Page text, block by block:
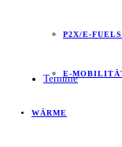
Termine
P2X/E-FUELS
E-
WÄRME